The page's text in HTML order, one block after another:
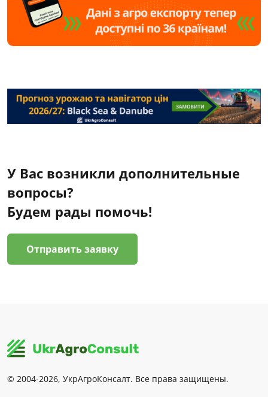
У Вас возникли дополнительные
вопросы?
Будем рады помочь!
Отправить заявку
© 2004-2026, УкрАгроКонсалт. Все права защищены.